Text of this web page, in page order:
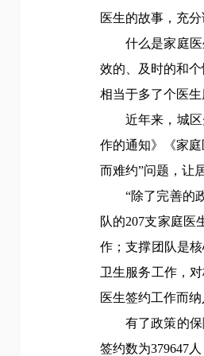
医生的故事，充
什么是家庭
效的、及时的和
相当于多了个医
近年来，城
作的通知》《家
而难约”问题，让
“除了完善的
队的207支家庭医
作；支撑团队是
卫生服务工作，
医生签约工作而
有了政策的
签约数为379647